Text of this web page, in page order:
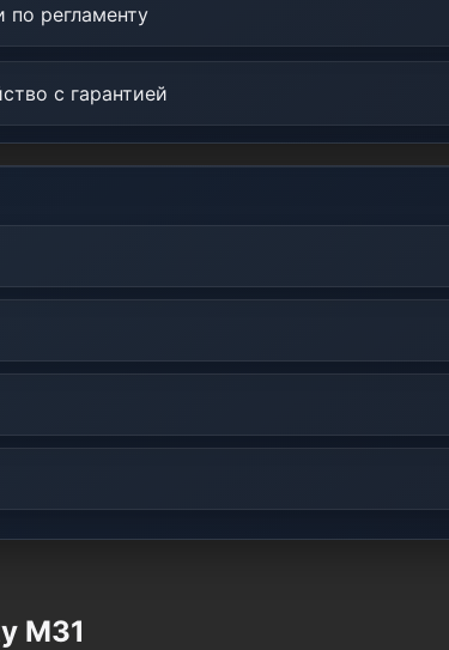
регламенту
с гарантией
M31